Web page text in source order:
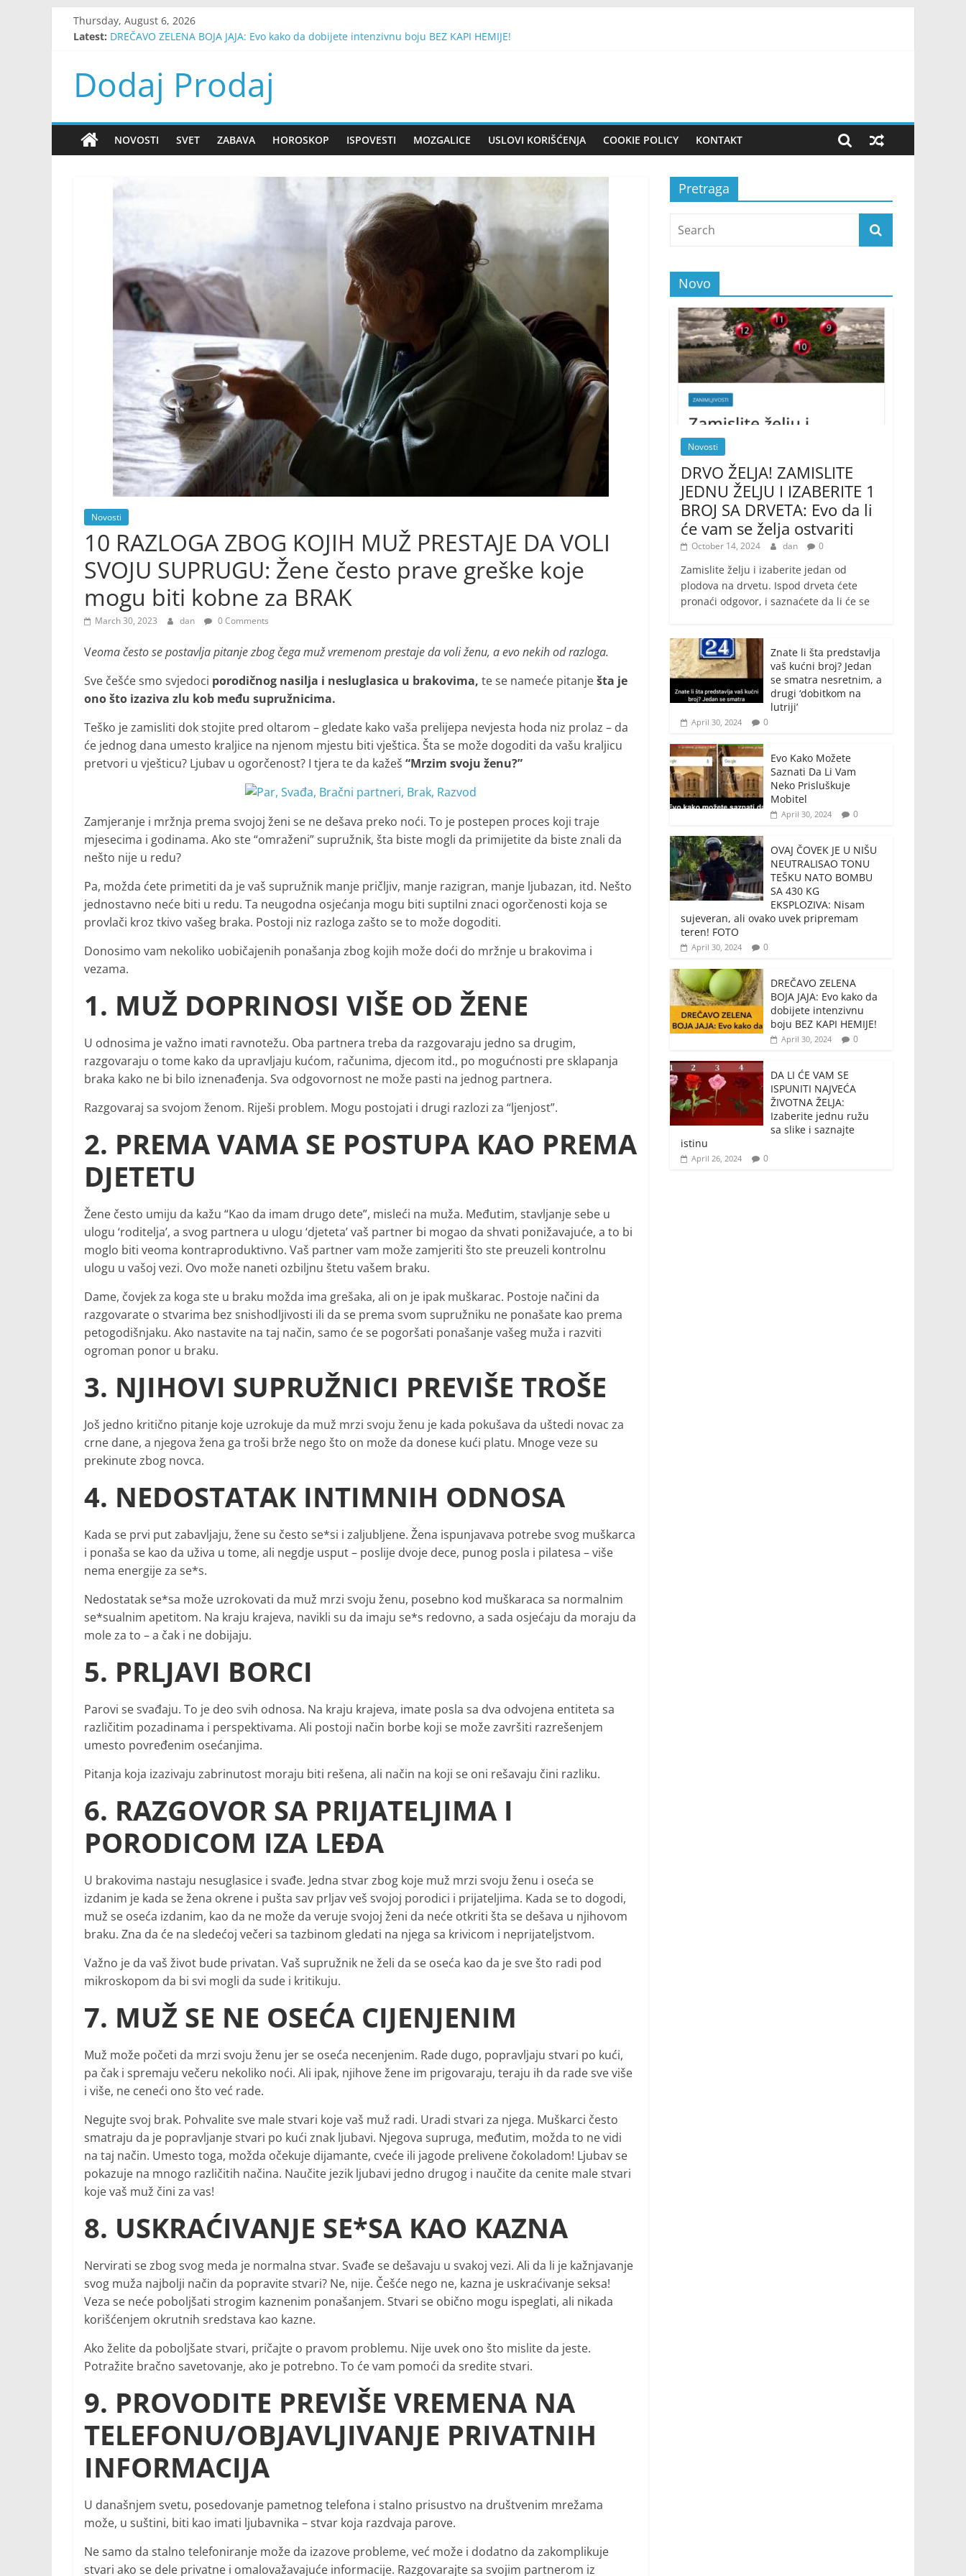
Thursday, August 6, 2026
Latest: DREČAVO ZELENA BOJA JAJA: Evo kako da dobijete intenzivnu boju BEZ KAPI HEMIJE!
Evo Kako Možete Saznati Da Li Vam Neko Prisluškuje Mobitel
OVAJ ČOVEK JE U NIŠU NEUTRALISAO TONU TEŠKU NATO BOMBU SA 430 KG EKSPLOZIVA: Nisam sujeveran, ali ovako uvek pripremam teren! FOTO
Dodaj Prodaj
NOVOSTI SVET ZABAVA HOROSKOP ISPOVESTI MOZGALICE USLOVI KORIŠĆENJA COOKIE POLICY KONTAKT
Novosti
10 RAZLOGA ZBOG KOJIH MUŽ PRESTAJE DA VOLI
SVOJU SUPRUGU: Žene često prave greške koje
mogu biti kobne za BRAK
March 30, 2023 dan 0 Comments
Veoma često se postavlja pitanje zbog čega muž vremenom prestaje da voli ženu, a evo nekih od razloga.
Sve češće smo svjedoci porodičnog nasilja i nesluglasica u brakovima, te se nameće pitanješta je
ono što izaziva zlu kob među supružnicima.
Teško je zamisliti dok stojite pred oltarom – gledate kako vaša prelijepa nevjesta hoda niz prolaz – da
će jednog dana umesto kraljice na njenom mjestu biti vještica. Šta se može dogoditi da vašu kraljicu
pretvori u vješticu? Ljubav u ogorčenost? I tjera te da kažeš “Mrzim svoju ženu?”
Zamjeranje i mržnja prema svojoj ženi se ne dešava preko noći. To je postepen proces koji traje
mjesecima i godinama. Ako ste “omraženi” supružnik, šta biste mogli da primijetite da biste znali da
nešto nije u redu?
Pa, možda ćete primetiti da je vaš supružnik manje pričljiv, manje razigran, manje ljubazan, itd. Nešto
jednostavno neće biti u redu. Ta neugodna osjećanja mogu biti suptilni znaci ogorčenosti koja se
provlači kroz tkivo vašeg braka. Postoji niz razloga zašto se to može dogoditi.
Donosimo vam nekoliko uobičajenih ponašanja zbog kojih može doći do mržnje u brakovima i
vezama.
1. MUŽ DOPRINOSI VIŠE OD ŽENE
U odnosima je važno imati ravnotežu. Oba partnera treba da razgovaraju jedno sa drugim,
razgovaraju o tome kako da upravljaju kućom, računima, djecom itd., po mogućnosti pre sklapanja
braka kako ne bi bilo iznenađenja. Sva odgovornost ne može pasti na jednog partnera.
Razgovaraj sa svojom ženom. Riješi problem. Mogu postojati i drugi razlozi za “ljenjost”.
2. PREMA VAMA SE POSTUPA KAO PREMA
DJETETU
Žene često umiju da kažu “Kao da imam drugo dete”, misleći na muža. Međutim, stavljanje sebe u
ulogu ‘roditelja’, a svog partnera u ulogu ‘djeteta’ vaš partner bi mogao da shvati ponižavajuće, a to bi
moglo biti veoma kontraproduktivno. Vaš partner vam može zamjeriti što ste preuzeli kontrolnu
ulogu u vašoj vezi. Ovo može naneti ozbiljnu štetu vašem braku.
Dame, čovjek za koga ste u braku možda ima grešaka, ali on je ipak muškarac. Postoje načini da
razgovarate o stvarima bez snishodljivosti ili da se prema svom supružniku ne ponašate kao prema
petogodišnjaku. Ako nastavite na taj način, samo će se pogoršati ponašanje vašeg muža i razviti
ogroman ponor u braku.
3. NJIHOVI SUPRUŽNICI PREVIŠE TROŠE
Još jedno kritično pitanje koje uzrokuje da muž mrzi svoju ženu je kada pokušava da uštedi novac za
crne dane, a njegova žena ga troši brže nego što on može da donese kući platu. Mnoge veze su
prekinute zbog novca.
4. NEDOSTATAK INTIMNIH ODNOSA
Kada se prvi put zabavljaju, žene su često se*si i zaljubljene. Žena ispunjavava potrebe svog muškarca
i ponaša se kao da uživa u tome, ali negdje usput – poslije dvoje dece, punog posla i pilatesa – više
nema energije za se*s.
Nedostatak se*sa može uzrokovati da muž mrzi svoju ženu, posebno kod muškaraca sa normalnim
se*sualnim apetitom. Na kraju krajeva, navikli su da imaju se*s redovno, a sada osjećaju da moraju da
mole za to – a čak i ne dobijaju.
5. PRLJAVI BORCI
Parovi se svađaju. To je deo svih odnosa. Na kraju krajeva, imate posla sa dva odvojena entiteta sa
različitim pozadinama i perspektivama. Ali postoji način borbe koji se može završiti razrešenjem
umesto povređenim osećanjima.
Pitanja koja izazivaju zabrinutost moraju biti rešena, ali način na koji se oni rešavaju čini razliku.
6. RAZGOVOR SA PRIJATELJIMA I
PORODICOM IZA LEĐA
U brakovima nastaju nesuglasice i svađe. Jedna stvar zbog koje muž mrzi svoju ženu i oseća se
izdanim je kada se žena okrene i pušta sav prljav veš svojoj porodici i prijateljima. Kada se to dogodi,
muž se oseća izdanim, kao da ne može da veruje svojoj ženi da neće otkriti šta se dešava u njihovom
braku. Zna da će na sledećoj večeri sa tazbinom gledati na njega sa krivicom i neprijateljstvom.
Važno je da vaš život bude privatan. Vaš supružnik ne želi da se oseća kao da je sve što radi pod
mikroskopom da bi svi mogli da sude i kritikuju.
7. MUŽ SE NE OSEĆA CIJENJENIM
Muž može početi da mrzi svoju ženu jer se oseća necenjenim. Rade dugo, popravljaju stvari po kući,
pa čak i spremaju večeru nekoliko noći. Ali ipak, njihove žene im prigovaraju, teraju ih da rade sve više
i više, ne ceneći ono što već rade.
Negujte svoj brak. Pohvalite sve male stvari koje vaš muž radi. Uradi stvari za njega. Muškarci često
smatraju da je popravljanje stvari po kući znak ljubavi. Njegova supruga, međutim, možda to ne vidi
na taj način. Umesto toga, možda očekuje dijamante, cveće ili jagode prelivene čokoladom! Ljubav se
pokazuje na mnogo različitih načina. Naučite jezik ljubavi jedno drugog i naučite da cenite male stvari
koje vaš muž čini za vas!
8. USKRAĆIVANJE SE*SA KAO KAZNA
Nervirati se zbog svog meda je normalna stvar. Svađe se dešavaju u svakoj vezi. Ali da li je kažnjavanje
svog muža najbolji način da popravite stvari? Ne, nije. Češće nego ne, kazna je uskraćivanje seksa!
Veza se neće poboljšati strogim kaznenim ponašanjem. Stvari se obično mogu ispeglati, ali nikada
korišćenjem okrutnih sredstava kao kazne.
Ako želite da poboljšate stvari, pričajte o pravom problemu. Nije uvek ono što mislite da jeste.
Potražite bračno savetovanje, ako je potrebno. To će vam pomoći da sredite stvari.
9. PROVODITE PREVIŠE VREMENA NA
TELEFONU/OBJAVLJIVANJE PRIVATNIH
INFORMACIJA
U današnjem svetu, posedovanje pametnog telefona i stalno prisustvo na društvenim mrežama
može, u suštini, biti kao imati ljubavnika – stvar koja razdvaja parove.
Ne samo da stalno telefoniranje može da izazove probleme, već može i dodatno da zakomplikuje
stvari ako se dele privatne i omalovažavajuće informacije. Razgovarajte sa svojim partnerom iz
Pretraga
Novo
Novosti
DRVO ŽELJA! ZAMISLITE
JEDNU ŽELJU I IZABERITE 1
BROJ SA DRVETA: Evo da li
će vam se želja ostvariti
October 14, 2024 dan 0
Zamislite želju i izaberite jedan od
plodova na drvetu. Ispod drveta ćete
pronaći odgovor, i saznaćete da li će se
Znate li šta predstavlja
vaš kućni broj? Jedan
se smatra nesretnim, a
drugi ‘dobitkom na
lutriji’
April 30, 2024 0
Evo Kako Možete
Saznati Da Li Vam
Neko Prisluškuje
Mobitel
April 30, 2024 0
OVAJ ČOVEK JE U NIŠU
NEUTRALISAO TONU
TEŠKU NATO BOMBU
SA 430 KG
EKSPLOZIVA: Nisam
sujeveran, ali ovako uvek pripremam
teren! FOTO
April 30, 2024 0
DREČAVO ZELENA
BOJA JAJA: Evo kako da
dobijete intenzivnu
boju BEZ KAPI HEMIJE!
April 30, 2024 0
DA LI ĆE VAM SE
ISPUNITI NAJVEĆA
ŽIVOTNA ŽELJA:
Izaberite jednu ružu
sa slike i saznajte
istinu
April 26, 2024 0